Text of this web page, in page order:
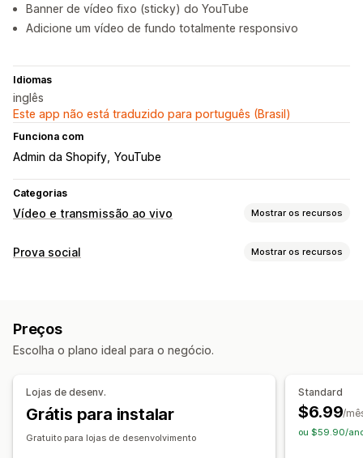
Banner de vídeo fixo (sticky) do YouTube
Adicione um vídeo de fundo totalmente responsivo
Idiomas
inglês
Este app não está traduzido para português (Brasil)
Funciona com
Admin da Shopify YouTube
Categorias
Vídeo e transmissão ao vivo Mostrar os recursos
Gestão de vídeos
Personalização
Importação de vídeo
Plano de fundo dos vídeos
Vídeos incorporados
Prova social Mostrar os recursos
Opções de exibição
Análises
Acompanhamento de engajamento
Preços
Escolha o plano ideal para o negócio.
Lojas de desenv.
Grátis para instalar
Gratuito para lojas de desenvolvimento
Standard
$6.99/
ou $59.90/